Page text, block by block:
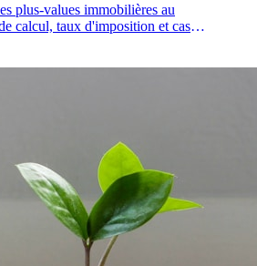
plus-values immobilières au
calcul, taux d'imposition et cas